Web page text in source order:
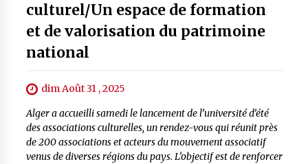
culturel/Un espace de formation
et de valorisation du patrimoine
national
dim Août 31 , 2025
Alger a accueilli samedi le lancement de l’université d’été
des associations culturelles, un rendez-vous qui réunit près
de 200 associations et acteurs du mouvement associatif
venus de diverses régions du pays. L’objectif est de renforcer